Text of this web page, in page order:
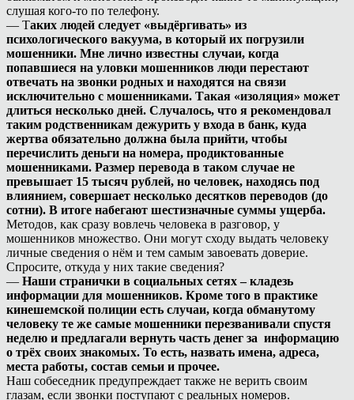
слушая кого-то по телефону.
— Таких людей следует «выдёргивать» из
психологического вакуума, в который их погрузили
мошенники. Мне лично известны случаи, когда
попавшиеся на уловки мошенников люди перестают
отвечать на звонки родных и находятся на связи
исключительно с мошенниками. Такая «изоляция» может
длиться несколько дней. Случалось, что я рекомендовал
таким родственникам дежурить у входа в банк, куда
жертва обязательно должна была прийти, чтобы
перечислить деньги на номера, продиктованные
мошенниками. Размер перевода в таком случае не
превышает 15 тысяч рублей, но человек, находясь под
влиянием, совершает несколько десятков переводов (до
сотни). В итоге набегают шестизначные суммы ущерба.
Методов, как сразу вовлечь человека в разговор, у
мошенников множество. Они могут сходу выдать человеку
личные сведения о нём и тем самым завоевать доверие.
Спросите, откуда у них такие сведения?
— Наши странички в социальных сетях – кладезь
информации для мошенников. Кроме того в практике
кинешемской полиции есть случаи, когда обманутому
человеку те же самые мошенники перезванивали спустя
неделю и предлагали вернуть часть денег за информацию
о трёх своих знакомых. То есть, назвать имена, адреса,
места работы, состав семьи и прочее.
Наш собеседник предупреждает также не верить своим
глазам, если звонки поступают с реальных номеров.